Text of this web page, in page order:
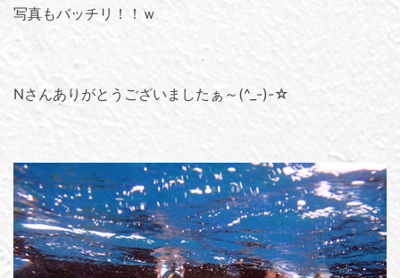
写真もバッチリ！！ｗ
Nさんありがとうございましたぁ～(^_-)-☆